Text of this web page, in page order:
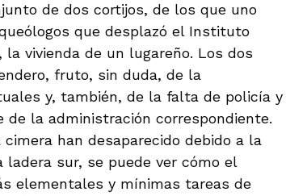
de dos cortijos, de los que uno
que desplazó el Instituto
vivienda de un lugareño. Los dos
fruto, sin duda, de la
y, también, de la falta de policía y
la administración correspondiente.
han desaparecido debido a la
ladera sur, se puede ver cómo el
elementales y mínimas tareas de